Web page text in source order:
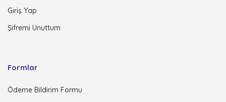
Giriş Yap
Şifremi Unuttum
Formlar
Ödeme Bildirim Formu